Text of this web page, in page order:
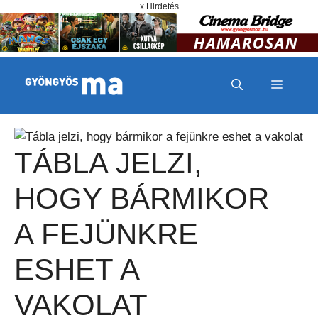
x Hirdetés
MENÜ
TÁBLA JELZI,
HOGY BÁRMIKOR
A FEJÜNKRE
ESHET A
VAKOLAT